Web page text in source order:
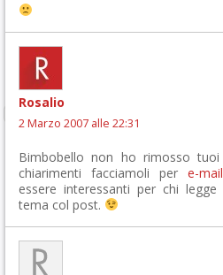
Rosalio
2 Marzo 2007 alle 22:31
Bimbobello non ho rimosso
chiarimenti facciamoli per e-mail
essere interessanti per chi
tema col post.